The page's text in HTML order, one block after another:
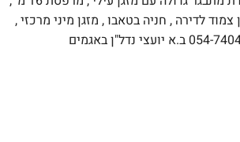
לדירה , חניה בטאבו , מזגן מיני מרכזי ,